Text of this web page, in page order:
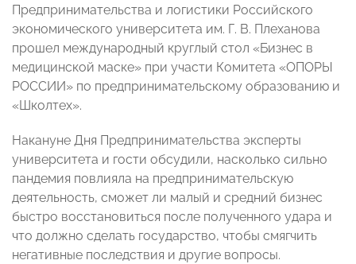
Предпринимательства и логистики Российского
экономического университета им. Г. В. Плеханова
прошел международный круглый стол «Бизнес в
медицинской маске» при участи Комитета «ОПОРЫ
РОССИИ» по предпринимательскому образованию и
«Школтех».
Накануне Дня Предпринимательства эксперты
университета и гости обсудили, насколько сильно
пандемия повлияла на предпринимательскую
деятельность, сможет ли малый и средний бизнес
быстро восстановиться после полученного удара и
что должно сделать государство, чтобы смягчить
негативные последствия и другие вопросы.